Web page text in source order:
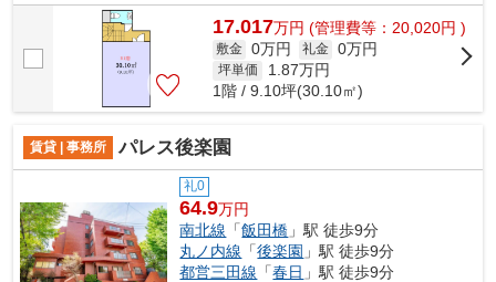
17.017万円 (管理費等：20,020円 )
敷金 0万円 礼金 0万円
坪単価 1.87万円
1階 / 9.10坪(30.10㎡)
賃貸 | 事務所 パレス後楽園
礼0
64.9万円
南北線 「飯田橋 」駅 徒歩9分
丸ノ内線 「後楽園 」駅 徒歩9分
都営三田線 「春日 」駅 徒歩9分